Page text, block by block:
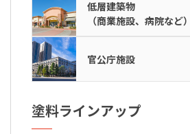
低層建築物
（商業施設、病院など）
官公庁施設
塗料ラインアップ